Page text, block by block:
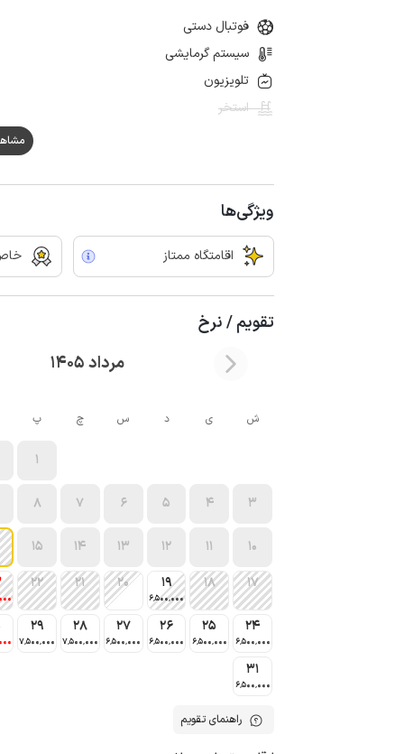
فوتبال دستی
سیستم گرمایشی
تلویزیون
استخر
مشاهده
ویژگی‌ها
اقامتگاه ممتاز
تقویم / نرخ
مرداد 1405
ش ی د س چ پ
1
3
4
5
6
7
8
10
11
12
13
14
15
17
18
19
6٬500٬000
20
21
22
24
6٬500٬000
25
6٬500٬000
26
6٬500٬000
27
6٬500٬000
28
7٬500٬000
29
7٬500٬000
31
6٬500٬000
راهنمای تقویم